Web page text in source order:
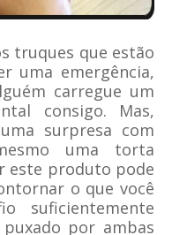
truques que estão
uma emergência,
carregue um
consigo. Mas,
surpresa com
uma torta
este produto pode
o que você
suficientemente
por ambas